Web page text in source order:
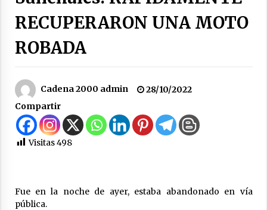
07/08/2026
La Municipalidad de San Guillermo continúa
06/08/2026
evaluaron proyectos de obras hídricas para
Las Palmeras
RECUPERARON UNA MOTO
ROBADA
Cadena 2000 admin
28/10/2022
Compartir
Visitas498
Fue en la noche de ayer, estaba abandonado en vía
pública.